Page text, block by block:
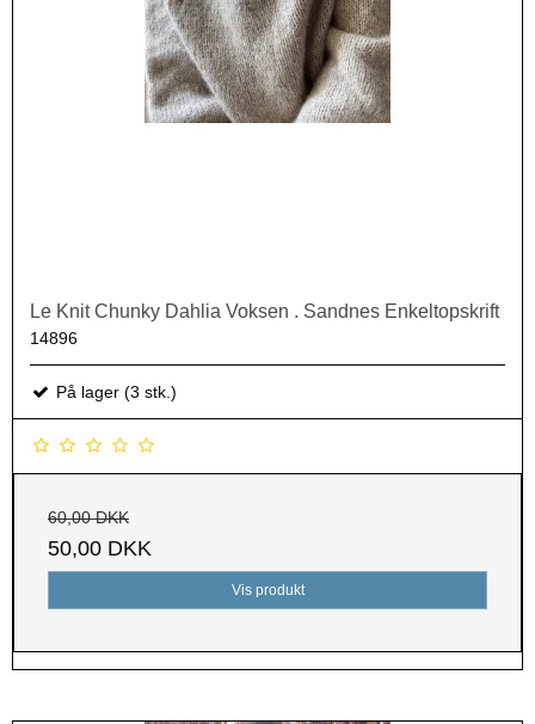
Le Knit Chunky Dahlia Voksen . Sandnes Enkeltopskrift
14896
På lager (3 stk.)
60,00 DKK
50,00 DKK
Vis produkt